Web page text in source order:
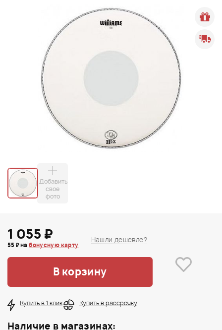
Добавить
свое
фото
1 055 ₽
55 ₽ набонусную карту
Нашли дешевле?
В корзину
Купить в 1 клик Купить в рассрочку
Наличие в магазинах: